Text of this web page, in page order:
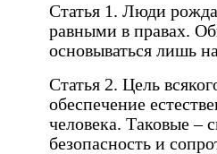
Статья 1. Люди
равными в правах.
основываться лишь
Статья 2. Цель
обеспечение
человека. Таковые –
безопасность и